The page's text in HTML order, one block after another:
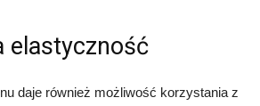
elastyczność
daje również możliwość korzystania z